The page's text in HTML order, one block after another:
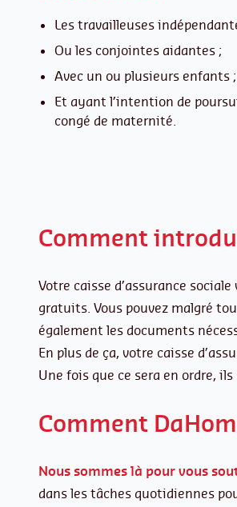
Les travailleuses
Ou les conjointes aidantes ;
Avec un ou plusieurs enfants ;
Et ayant l’intention de
congé de maternité.
Comment
Votre caisse d’assurance
gratuits. Vous pouvez malgré
également les documents
En plus de ça, votre caisse
Une fois que ce sera en ordre,
Comment
Nous sommes là pour vous
dans les tâches quotidiennes